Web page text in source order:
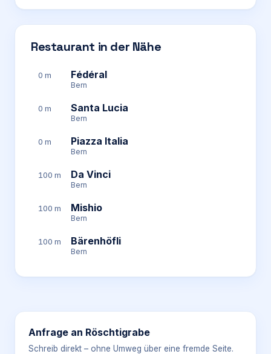
Restaurant in der Nähe
0 m Fédéral
Bern
0 m Santa Lucia
Bern
0 m Piazza Italia
Bern
100 m Da Vinci
Bern
100 m Mishio
Bern
100 m Bärenhöfli
Bern
Anfrage an Röschtigrabe
Schreib direkt – ohne Umweg über eine fremde Seite.